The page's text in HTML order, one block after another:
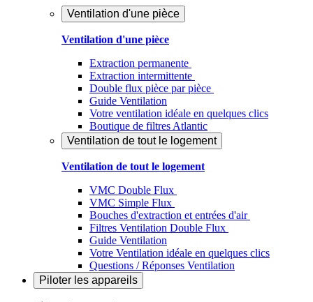
Ventilation d'une pièce
Ventilation d'une pièce
Extraction permanente
Extraction intermittente
Double flux pièce par pièce
Guide Ventilation
Votre ventilation idéale en quelques clics
Boutique de filtres Atlantic
Ventilation de tout le logement
Ventilation de tout le logement
VMC Double Flux
VMC Simple Flux
Bouches d'extraction et entrées d'air
Filtres Ventilation Double Flux
Guide Ventilation
Votre Ventilation idéale en quelques clics
Questions / Réponses Ventilation
Piloter les appareils